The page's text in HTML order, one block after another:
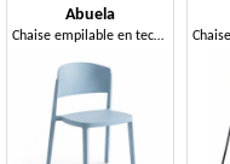
Abuela
Chaise empilable en technopolymère